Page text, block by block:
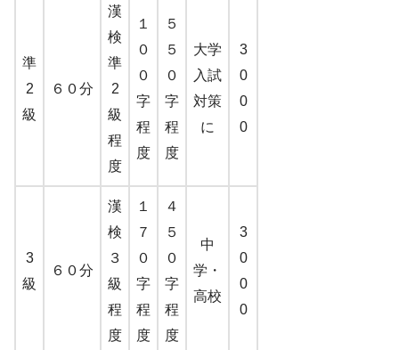
準
2
級
６０分
漢
検
準
2
級
程
度
１
０
０
字
程
度
５
５
０
字
程
度
大学
入試
対策
に
3
0
0
0
3
級
６０分
漢
検
３
級
程
度
１
７
０
字
程
度
４
５
０
字
程
度
中
学・
高校
3
0
0
0